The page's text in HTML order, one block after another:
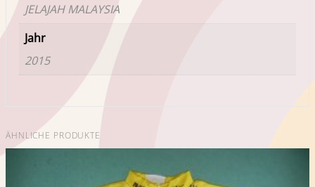
JELAJAH MALAYSIA
Jahr
2015
ÄHNLICHE PRODUKTE